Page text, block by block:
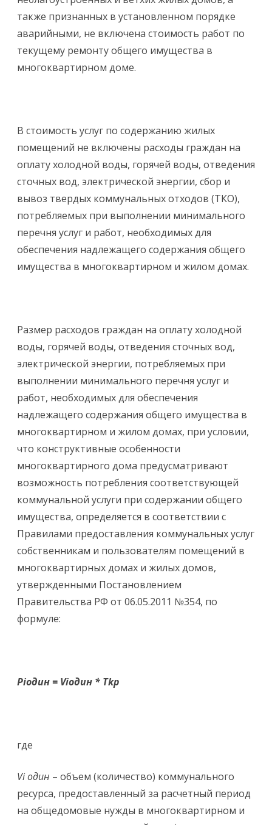
также признанных в установленном порядке
аварийными, не включена стоимость работ по
текущему ремонту общего имущества в
многоквартирном доме.
В стоимость услуг по содержанию жилых
помещений не включены расходы граждан на
оплату холодной воды, горячей воды, отведения
сточных вод, электрической энергии, сбор и
вывоз твердых коммунальных отходов (ТКО),
потребляемых при выполнении минимального
перечня услуг и работ, необходимых для
обеспечения надлежащего содержания общего
имущества в многоквартирном и жилом домах.
Размер расходов граждан на оплату холодной
воды, горячей воды, отведения сточных вод,
электрической энергии, потребляемых при
выполнении минимального перечня услуг и
работ, необходимых для обеспечения
надлежащего содержания общего имущества в
многоквартирном и жилом домах, при условии,
что конструктивные особенности
многоквартирного дома предусматривают
возможность потребления соответствующей
коммунальной услуги при содержании общего
имущества, определяется в соответствии с
Правилами предоставления коммунальных услуг
собственникам и пользователям помещений в
многоквартирных домах и жилых домов,
утвержденными Постановлением
Правительства РФ от 06.05.2011 №354, по
формуле:
Piодин = Viодин * Tkp
где
Viодин – объем (количество) коммунального
ресурса, предоставленный за расчетный период
на общедомовые нужды в многоквартирном и